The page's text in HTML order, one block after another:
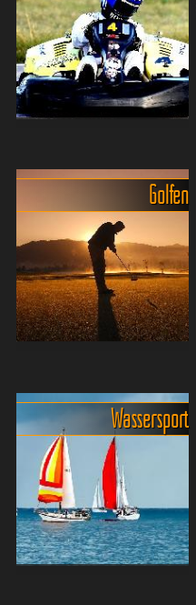
Viele Sportarten die man
hierzulande kaum vorfindet
oder die sich nur mit
grösserem bürokratischen
und/oder finanziellen
Aufwand betreiben lassen,
sin...
Plätze
Bevor ich zu den Golfplätzen
rund um das Golferparadies
Pattaya komme, zuerst
einmal ein paar Fakten und
Besonderheiten zum Golfen
in Pattaya und in T...
Golfen
Wassersport